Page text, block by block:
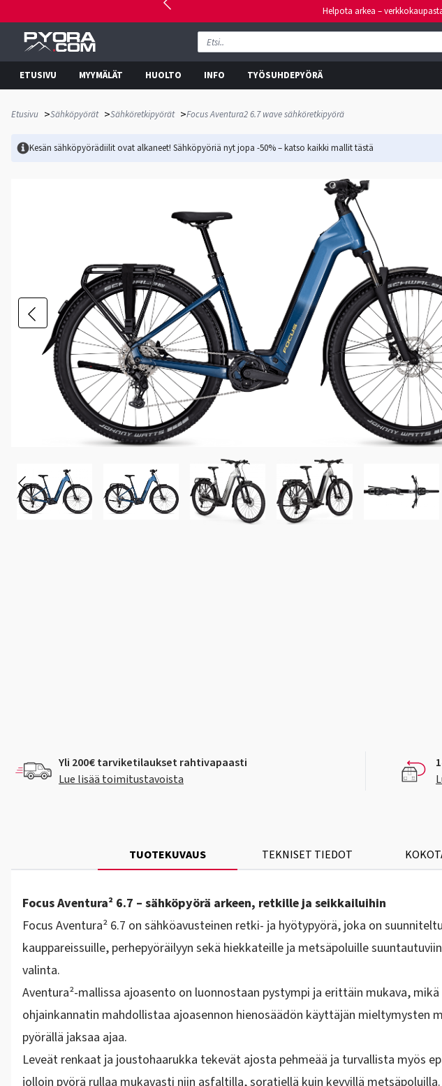
Helpota arkea –
ETUSIVU MYYMÄLÄT HUOLTO INFO TYÖSUHDEPYÖRÄ
Etusivu >Sähköpyörät >Sähköretkipyörät >Focus Aventura2 6.7 wave sähköretkipyörä
Kesän sähköpyörädiilit ovat alkaneet! Sähköpyöriä nyt jopa -50% – katso kaikki mallittästä
Yli 200€ tarviketilaukset rahtivapaasti
Lue lisää toimitustavoista
TUOTEKUVAUS TEKNISET TIEDOT
Focus Aventura² 6.7 – sähköpyörä arkeen, retkille ja seikkailuihin
Focus Aventura² 6.7 on sähköavusteinen retki- ja hyötypyörä, joka on
kauppareissuille, perhepyöräilyyn sekä hiekkateille ja metsäpoluille
valinta.
Aventura²-mallissa ajoasento on luonnostaan pystympi ja erittäin mukava,
ohjainkannatin mahdollistaa ajoasennon hienosäädön käyttäjän mieltymysten
pyörällä jaksaa ajaa.
Leveät renkaat ja joustohaarukka tekevät ajosta pehmeää ja turvallista myös
jolloin pyörä rullaa mukavasti niin asfaltilla, soratiellä kuin kevyillä